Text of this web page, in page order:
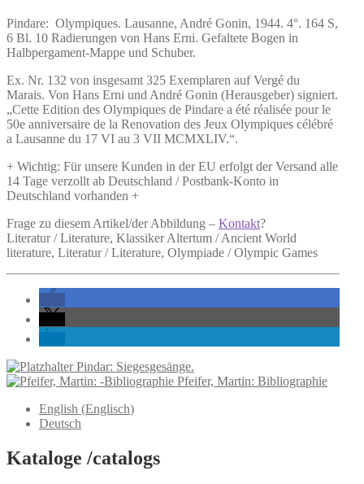
Pindare: Olympiques. Lausanne, André Gonin, 1944. 4°. 164 S,
6 Bl. 10 Radierungen von Hans Erni. Gefaltete Bogen in
Halbpergament-Mappe und Schuber.
Ex. Nr. 132 von insgesamt 325 Exemplaren auf Vergé du
Marais. Von Hans Erni und André Gonin (Herausgeber) signiert.
„Cette Edition des Olympiques de Pindare a été réalisée pour le
50e anniversaire de la Renovation des Jeux Olympiques célébré
a Lausanne du 17 VI au 3 VII MCMXLIV.“.
+ Wichtig: Für unsere Kunden in der EU erfolgt der Versand alle
14 Tage verzollt ab Deutschland / Postbank-Konto in
Deutschland vorhanden +
Frage zu diesem Artikel/der Abbildung – Kontakt?
Literatur / Literature, Klassiker Altertum / Ancient World
literature, Literatur / Literature, Olympiade / Olympic Games
Pindar: Siegesgesänge.
Pfeifer, Martin: Bibliographie
English (Englisch)
Deutsch
Kataloge /catalogs